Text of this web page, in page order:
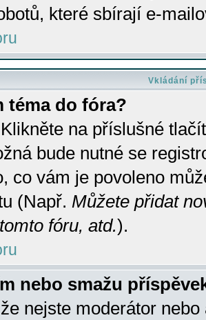
které sbírají e-
Vkládání
téma do fóra?
na příslušné
bude nutné se
co vám je povoleno
(Např. Můžete přidat
fóru, atd.).
nebo smažu
nejste moderátor